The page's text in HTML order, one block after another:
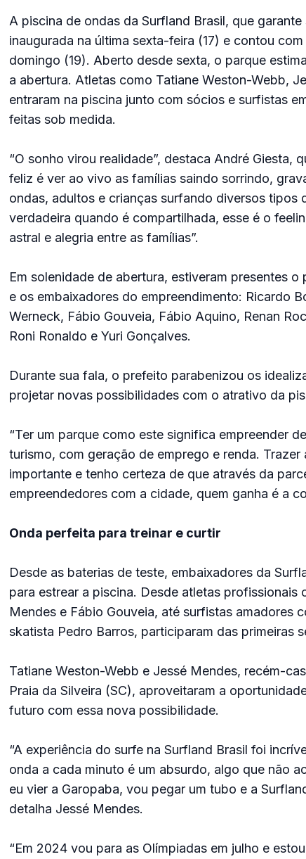
A piscina de ondas da Surfland Brasil, que
inaugurada na última sexta-feira (17) e contou
domingo (19). Aberto desde sexta, o parque
a abertura. Atletas como Tatiane Weston-Webb,
entraram na piscina junto com sócios e surfistas
feitas sob medida.
“O sonho virou realidade”, destaca André Giesta,
feliz é ver ao vivo as famílias saindo sorrindo,
ondas, adultos e crianças surfando diversos tipos
verdadeira quando é compartilhada, esse é o
astral e alegria entre as famílias”.
Em solenidade de abertura, estiveram presentes
e os embaixadores do empreendimento: Ricardo
Werneck, Fábio Gouveia, Fábio Aquino, Renan
Roni Ronaldo e Yuri Gonçalves.
Durante sua fala, o prefeito parabenizou os
projetar novas possibilidades com o atrativo da
“Ter um parque como este significa empreender
turismo, com geração de emprego e renda.
importante e tenho certeza de que através da
empreendedores com a cidade, quem ganha é a
Onda perfeita para treinar e curtir
Desde as baterias de teste, embaixadores da
para estrear a piscina. Desde atletas profissionais
Mendes e Fábio Gouveia, até surfistas amadores
skatista Pedro Barros, participaram das primeiras
Tatiane Weston-Webb e Jessé Mendes, recém-
Praia da Silveira (SC), aproveitaram a
futuro com essa nova possibilidade.
“A experiência do surfe na Surfland Brasil foi
onda a cada minuto é um absurdo, algo que não
eu vier a Garopaba, vou pegar um tubo e a
detalha Jessé Mendes.
“Em 2024 vou para as Olímpiadas em julho e